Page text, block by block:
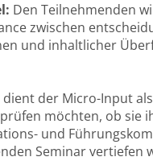
Den Teilnehmenden
zwischen
und inhaltlicher
dient der Micro-Input
möchten, ob sie
und
Seminar vertiefen